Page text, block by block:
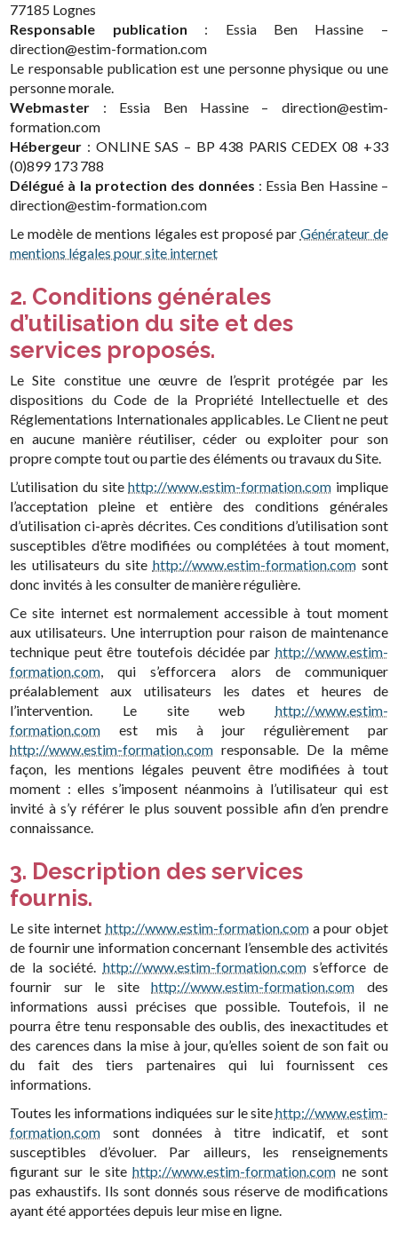
77185 Lognes
Responsable publication : Essia Ben Hassine –
direction@estim-formation.com
Le responsable publication est une personne physique ou une
personne morale.
Webmaster : Essia Ben Hassine – direction@estim-
formation.com
Hébergeur : ONLINE SAS – BP 438 PARIS CEDEX 08 +33
(0)899 173 788
Délégué à la protection des données : Essia Ben Hassine –
direction@estim-formation.com
Le modèle de mentions légales est proposé par Générateur de
mentions légales pour site internet
2. Conditions générales
d’utilisation du site et des
services proposés.
Le Site constitue une œuvre de l’esprit protégée par les
dispositions du Code de la Propriété Intellectuelle et des
Réglementations Internationales applicables. Le Client ne peut
en aucune manière réutiliser, céder ou exploiter pour son
propre compte tout ou partie des éléments ou travaux du Site.
L’utilisation du sitehttp://www.estim-formation.com implique
l’acceptation pleine et entière des conditions générales
d’utilisation ci-après décrites. Ces conditions d’utilisation sont
susceptibles d’être modifiées ou complétées à tout moment,
les utilisateurs du site http://www.estim-formation.comsont
donc invités à les consulter de manière régulière.
Ce site internet est normalement accessible à tout moment
aux utilisateurs. Une interruption pour raison de maintenance
technique peut être toutefois décidée par http://www.estim-
formation.com, qui s’efforcera alors de communiquer
préalablement aux utilisateurs les dates et heures de
l’intervention. Le site web http://www.estim-
formation.com est mis à jour régulièrement par
http://www.estim-formation.com responsable. De la même
façon, les mentions légales peuvent être modifiées à tout
moment : elles s’imposent néanmoins à l’utilisateur qui est
invité à s’y référer le plus souvent possible afin d’en prendre
connaissance.
3. Description des services
fournis.
Le site internet http://www.estim-formation.coma pour objet
de fournir une information concernant l’ensemble des activités
de la société. http://www.estim-formation.coms’efforce de
fournir sur le sitehttp://www.estim-formation.com des
informations aussi précises que possible. Toutefois, il ne
pourra être tenu responsable des oublis, des inexactitudes et
des carences dans la mise à jour, qu’elles soient de son fait ou
du fait des tiers partenaires qui lui fournissent ces
informations.
Toutes les informations indiquées sur le sitehttp://www.estim-
formation.com sont données à titre indicatif, et sont
susceptibles d’évoluer. Par ailleurs, les renseignements
figurant sur le sitehttp://www.estim-formation.com ne sont
pas exhaustifs. Ils sont donnés sous réserve de modifications
ayant été apportées depuis leur mise en ligne.